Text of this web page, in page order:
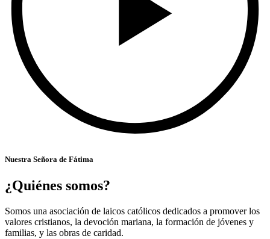
Nuestra Señora de Fátima
¿Quiénes somos?
Somos una asociación de laicos católicos dedicados a promover los
valores cristianos, la devoción mariana, la formación de jóvenes y
familias, y las obras de caridad.